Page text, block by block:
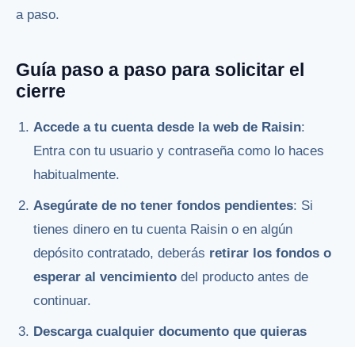
a paso.
Guía paso a paso para solicitar el
cierre
Accede a tu cuenta desde la web de Raisin:
Entra con tu usuario y contraseña como lo haces
habitualmente.
Asegúrate de no tener fondos pendientes: Si
tienes dinero en tu cuenta Raisin o en algún
depósito contratado, deberás retirar los fondos o
esperar al vencimiento del producto antes de
continuar.
Descarga cualquier documento que quieras